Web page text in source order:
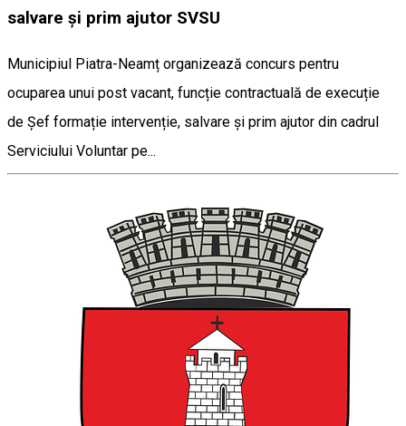
salvare și prim ajutor SVSU
Municipiul Piatra-Neamț organizează concurs pentru
ocuparea unui post vacant, funcție contractuală de execuție
de Șef formație intervenție, salvare și prim ajutor din cadrul
Serviciului Voluntar pe...